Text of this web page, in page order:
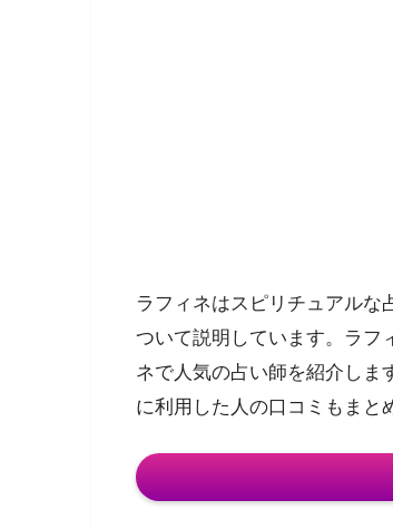
ラフィネはスピリチュアルな
ついて説明しています。ラフ
ネで人気の占い師を紹介しま
に利用した人の口コミもまと